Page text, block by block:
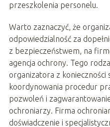
przeszkolenia personelu.
Warto zaznaczyć, że
odpowiedzialność za
z bezpieczeństwem, na
agencja ochrony. Tego
organizatora z konieczności
koordynowania procedur
pozwoleń i
ochroniarzy. Firma
doświadczenie i